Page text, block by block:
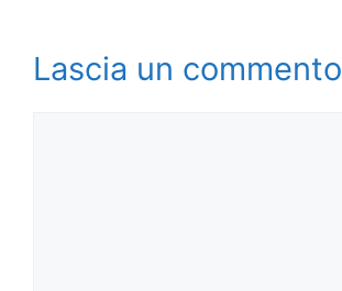
Lascia un commento